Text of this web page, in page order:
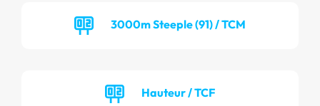
3000m Steeple (91) / TCM
Hauteur / TCF